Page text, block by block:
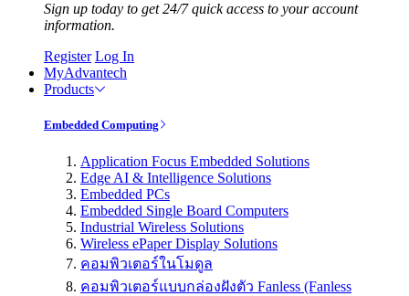
Sign up today to get 24/7 quick access to your account
information.
Register Log In
MyAdvantech
Products
Embedded Computing
Application Focus Embedded Solutions
Edge AI & Intelligence Solutions
Embedded PCs
Embedded Single Board Computers
Industrial Wireless Solutions
Wireless ePaper Display Solutions
คอมพิวเตอร์ในโมดูล
คอมพิวเตอร์แบบกล่องฝังตัว Fanless (Fanless